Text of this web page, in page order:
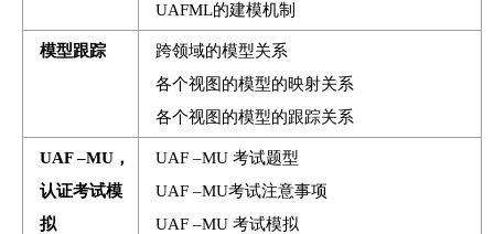
UAFML的建模机制
模型跟踪
跨领域的模型关系
各个视图的模型的映射关系
各个视图的模型的跟踪关系
UAF –MU，
认证考试模
拟
UAF –MU 考试题型
UAF –MU考试注意事项
UAF –MU 考试模拟